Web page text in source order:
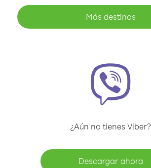
Más destinos
¿Aún no tienes Viber?
Descargar ahora